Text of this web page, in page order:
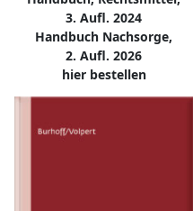
3. Aufl. 2024
Handbuch Nachsorge,
2. Aufl. 2026
hier bestellen